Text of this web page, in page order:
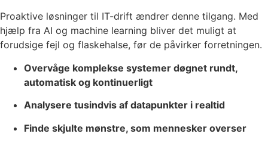
Proaktive løsninger til IT-drift ændrer denne tilgang. Med
hjælp fra AI og machine learning bliver det muligt at
forudsige fejl og flaskehalse, før de påvirker forretningen.
Overvåge komplekse systemer døgnet rundt,
automatisk og kontinuerligt
Analysere tusindvis af datapunkter i realtid
Finde skjulte mønstre, som mennesker overser